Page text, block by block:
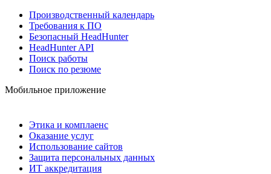
Производственный календарь
Требования к ПО
Безопасный HeadHunter
HeadHunter API
Поиск работы
Поиск по резюме
Мобильное приложение
Этика и комплаенс
Оказание услуг
Использование сайтов
Защита персональных данных
ИТ аккредитация